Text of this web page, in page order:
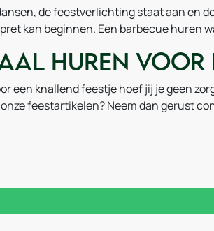
de feestverlichting staat aan en
kan beginnen. Een barbecue huren
huren voor
een knallend feestje hoef jij je geen
feestartikelen? Neem dan gerust